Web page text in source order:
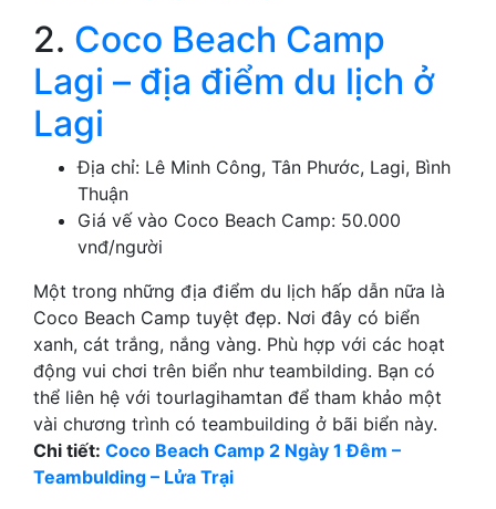
2. Coco Beach Camp
Lagi – địa điểm du lịch ở
Lagi
Địa chỉ: Lê Minh Công, Tân Phước, Lagi, Bình
Thuận
Giá vế vào Coco Beach Camp: 50.000
vnđ/người
Một trong những địa điểm du lịch hấp dẫn nữa là
Coco Beach Camp tuyệt đẹp. Nơi đây có biển
xanh, cát trắng, nắng vàng. Phù hợp với các hoạt
động vui chơi trên biển như teambilding. Bạn có
thể liên hệ với tourlagihamtan để tham khảo một
vài chương trình có teambuilding ở bãi biển này.
Chi tiết: Coco Beach Camp 2 Ngày 1 Đêm –
Teambulding – Lửa Trại